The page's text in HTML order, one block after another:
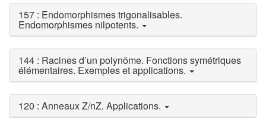
157 : Endomorphismes trigonalisables.
Endomorphismes nilpotents.
144 : Racines d’un polynôme. Fonctions symétriques
élémentaires. Exemples et applications.
120 : Anneaux Z/nZ. Applications.